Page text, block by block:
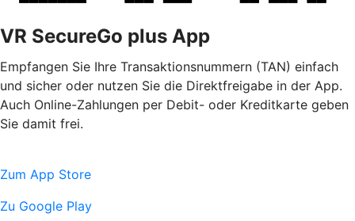
VR SecureGo plus App
Empfangen Sie Ihre Transaktionsnummern (TAN) einfach
und sicher oder nutzen Sie die Direktfreigabe in der App.
Auch Online-Zahlungen per Debit- oder Kreditkarte geben
Sie damit frei.
Zum App Store
Zu Google Play